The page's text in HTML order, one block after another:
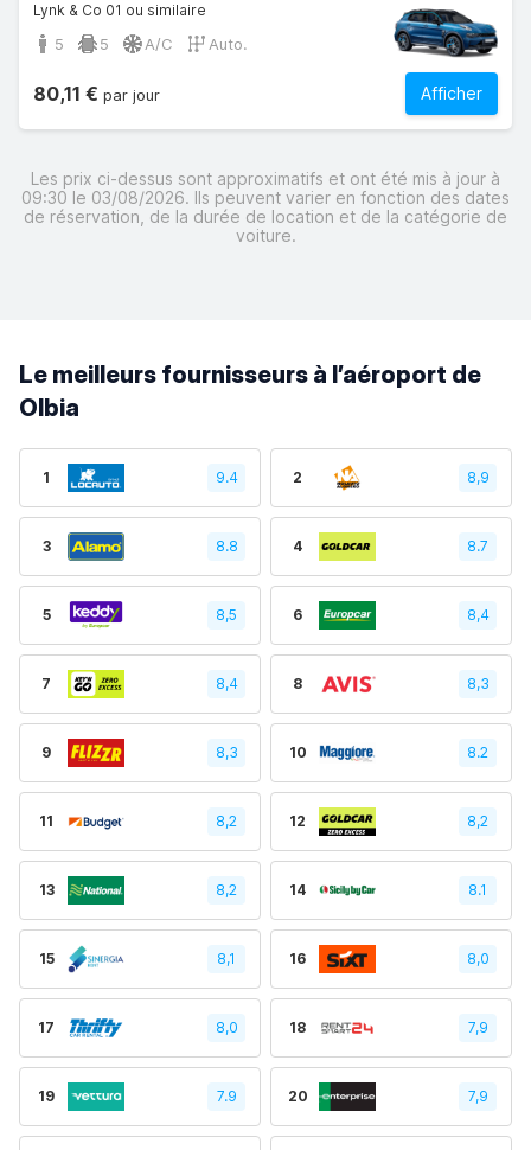
Lynk & Co 01 ou similaire
5 5 A/C Auto.
Afficher
80,11 € par jour
Les prix ci-dessus sont approximatifs et ont été mis à jour à
09:30 le 03/08/2026. Ils peuvent varier en fonction des dates
de réservation, de la durée de location et de la catégorie de
voiture.
Le meilleurs fournisseurs à l’aéroport de
Olbia
1 9.4 2 8,9
3 8.8 4 8.7
5 8,5 6 8,4
7 8,4 8 8,3
9 8,3 10 8.2
11 8,2 12 8,2
13 8,2 14 8.1
15 8,1 16 8,0
17 8,0 18 7,9
19 7.9 20 7,9